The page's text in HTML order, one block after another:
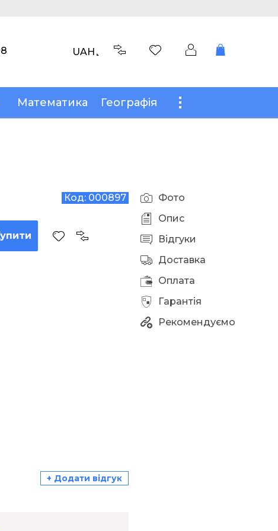
UAH
Математика Географія
Фото
Опис
Відгуки
Доставка
Оплата
Гарантія
Рекомендуємо
Код: 000897
+ Додати відгук